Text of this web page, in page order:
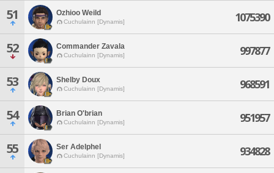
51 Ozhioo Weild
Cuchulainn [Dynamis] 1075390
52 Commander Zavala
Cuchulainn [Dynamis] 997877
53 Shelby Doux
Cuchulainn [Dynamis] 968591
54 Brian O'brian
Cuchulainn [Dynamis] 951957
55 Ser Adelphel
Cuchulainn [Dynamis] 934828